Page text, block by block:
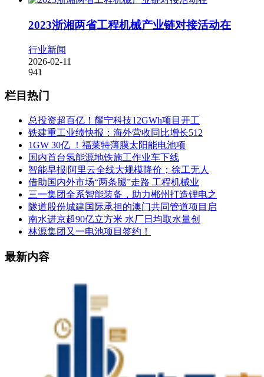
2023浙湘两省工程机械产业链对接活动在
行业新闻
2026-02-11
941
栏目热门
总投资超百亿！耀宁科技12GWh项目开工
铁建重工业绩快报：海外营收同比增长512
1GW 30亿 ！福莱特薄膜太阳能电池项
国内首台氢能源地铁施工作业车下线
智能早报|阿里云全线大规模降价；徐工无人
借助国内外市场“两条腿”走路 工程机械业
三一集团全系智能装备，助力郴州打造锂电之
隧道股份城建国际承担的澳门共同管道项目启
南水进京超90亿立方米 水厂日均取水量创
林源集团又一电池项目签约！
最新内容